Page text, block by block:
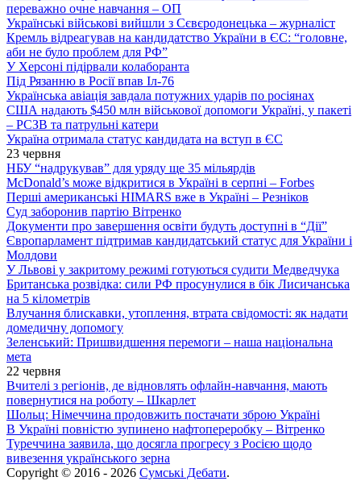
переважно очне навчання – ОП
Українські військові вийшли з Сєвєродонецька – журналіст
Кремль відреагував на кандидатство України в ЄС: “головне,
аби не було проблем для РФ”
У Херсоні підірвали колаборанта
Під Рязанню в Росії впав Іл-76
Українська авіація завдала потужних ударів по росіянах
США надають $450 млн військової допомоги Україні, у пакеті
– РСЗВ та патрульні катери
Україна отримала статус кандидата на вступ в ЄС
23 червня
НБУ “надрукував” для уряду ще 35 мільярдів
McDonald’s може відкритися в Україні в серпні – Forbes
Перші американські HIMARS вже в Україні – Резніков
Суд заборонив партію Вітренко
Документи про завершення освіти будуть доступні в “Дії”
Європарламент підтримав кандидатський статус для України і
Молдови
У Львові у закритому режимі готуються судити Медведчука
Британська розвідка: сили РФ просунулися в бік Лисичанська
на 5 кілометрів
Влучання блискавки, утоплення, втрата свідомості: як надати
домедичну допомогу
Зеленський: Пришвидшення перемоги – наша національна
мета
22 червня
Вчителі з регіонів, де відновлять офлайн-навчання, мають
повернутися на роботу – Шкарлет
Шольц: Німеччина продовжить постачати зброю Україні
В Україні повністю зупинено нафтопереробку – Вітренко
Туреччина заявила, що досягла прогресу з Росією щодо
вивезення українського зерна
Copyright © 2016 - 2026 Сумські Дебати.